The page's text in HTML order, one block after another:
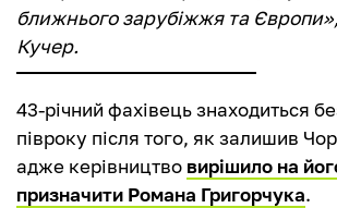
ближнього зарубіжжя та
Кучер.
43-річний фахівець знаходиться
півроку після того, як залишив
адже керівництво вирішило на
призначити Романа Григорчука.